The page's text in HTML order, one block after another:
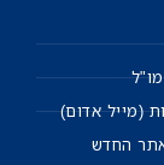
(מייל אדום)
החדש